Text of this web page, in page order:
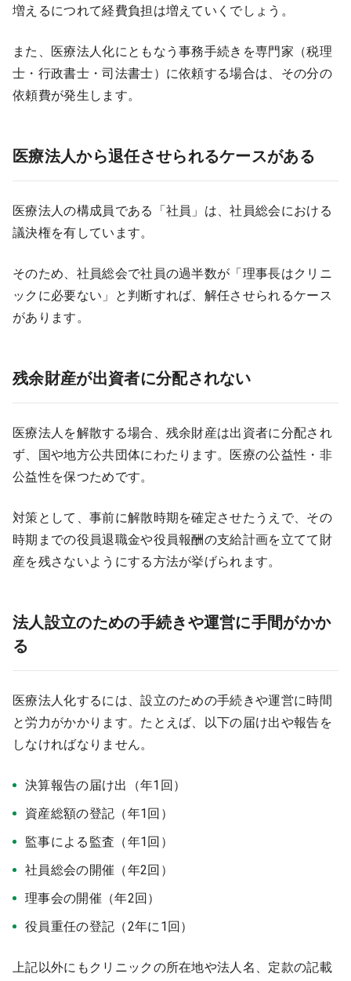
増えるにつれて経費負担は増えていくでしょう。
また、医療法人化にともなう事務手続きを専門家（税理
士・行政書士・司法書士）に依頼する場合は、その分の
依頼費が発生します。
医療法人から退任させられるケースがある
医療法人の構成員である「社員」は、社員総会における
議決権を有しています。
そのため、社員総会で社員の過半数が「理事長はクリニ
ックに必要ない」と判断すれば、解任させられるケース
があります。
残余財産が出資者に分配されない
医療法人を解散する場合、残余財産は出資者に分配され
ず、国や地方公共団体にわたります。医療の公益性・非
公益性を保つためです。
対策として、事前に解散時期を確定させたうえで、その
時期までの役員退職金や役員報酬の支給計画を立てて財
産を残さないようにする方法が挙げられます。
法人設立のための手続きや運営に手間がかか
る
医療法人化するには、設立のための手続きや運営に時間
と労力がかかります。たとえば、以下の届け出や報告を
しなければなりません。
決算報告の届け出（年1回）
資産総額の登記（年1回）
監事による監査（年1回）
社員総会の開催（年2回）
理事会の開催（年2回）
役員重任の登記（2年に1回）
上記以外にもクリニックの所在地や法人名、定款の記載